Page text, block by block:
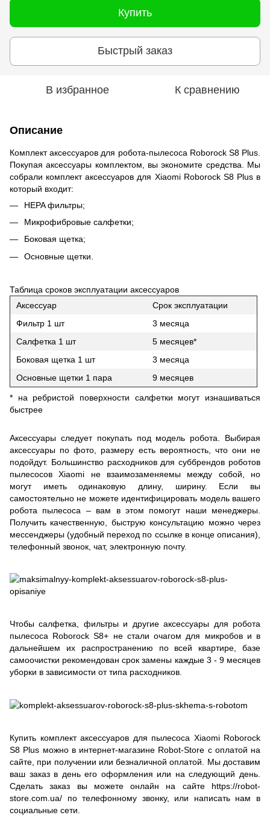
Купить
Быстрый заказ
В избранное К сравнению
Описание
Комплект аксессуаров для робота-пылесоса Roborock S8 Plus.
Покупая аксессуары комплектом, вы экономите средства. Мы
собрали комплект аксессуаров для Xiaomi Roborock S8 Plus в
который входит:
HEPA фильтры;
Микрофибровые салфетки;
Боковая щетка;
Основные щетки.
Таблица сроков эксплуатации аксессуаров
Аксессуар
Срок эксплуатации
Фильтр 1 шт
3 месяца
Салфетка 1 шт
5 месяцев*
Боковая щетка 1 шт
3 месяца
Основные щетки 1 пара
9 месяцев
* на ребристой поверхности салфетки могут изнашиваться
быстрее
Аксессуары следует покупать под модель робота. Выбирая
аксессуары по фото, размеру есть вероятность, что они не
подойдут. Большинство расходников для суббрендов роботов
пылесосов Xiaomi не взаимозаменяемы между собой, но
могут иметь одинаковую длину, ширину. Если вы
самостоятельно не можете идентифицировать модель вашего
робота пылесоса – вам в этом помогут наши менеджеры.
Получить качественную, быструю консультацию можно через
мессенджеры (удобный переход по ссылке в конце описания),
телефонный звонок, чат, электронную почту.
Чтобы салфетка, фильтры и другие аксессуары для робота
пылесоса Roborock S8+ не стали очагом для микробов и в
дальнейшем их распространению по всей квартире, базе
самоочистки рекомендован срок замены каждые 3 - 9 месяцев
уборки в зависимости от типа расходников.
Купить комплект аксессуаров для пылесоса Xiaomi Roborock
S8 Plus можно в интернет-магазине Robot-Store с оплатой на
сайте, при получении или безналичной оплатой. Мы доставим
ваш заказ в день его оформления или на следующий день.
Сделать заказ вы можете онлайн на сайте https://robot-
store.com.ua/ по телефонному звонку, или написать нам в
социальные сети.